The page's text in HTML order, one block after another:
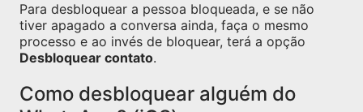
Para desbloquear a pessoa bloqueada, e se não
tiver apagado a conversa ainda, faça o mesmo
processo e ao invés de bloquear, terá a opção
Desbloquear contato.
Como desbloquear alguém do